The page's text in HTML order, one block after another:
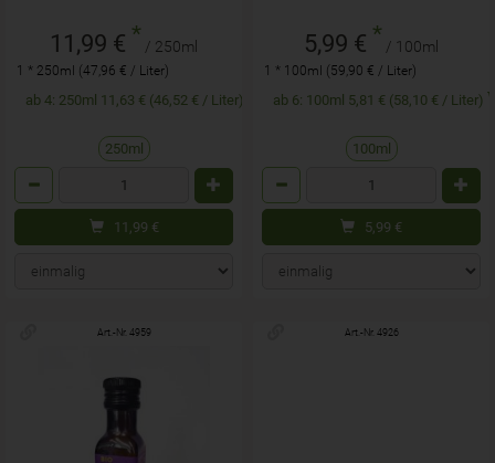
11,99 € * / 250ml
1 * 250ml (47,96 € / Liter)
ab 4: 250ml 11,63 € (46,52 € / Liter)
250ml
11,99 €
5,99 € * / 100ml
1 * 100ml (59,90 € / Liter)
ab 6: 100ml 5,81 € (58,10 € / Liter)
100ml
5,99 €
Art.-Nr. 4959 Art.-Nr. 4926